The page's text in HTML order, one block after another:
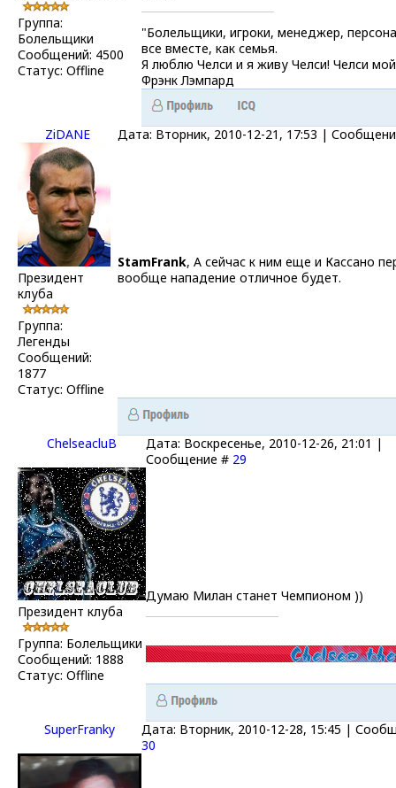
Группа:
Болельщики
Сообщений: 4500
Статус: Offline
"Болельщики, игроки, менеджер,
все вместе, как семья.
Я люблю Челси и я живу Челси! Челси
Фрэнк Лэмпард
ZiDANE Дата: Вторник, 2010-12-21, 17:53 |
Президент
клуба
Группа:
Легенды
Сообщений:
1877
Статус: Offline
StamFrank, А сейчас к ним еще и Кассано
вообще нападение отличное будет.
ChelseacluB
Дата: Воскресенье, 2010-12-26, 21:01 |
Сообщение # 29
Президент клуба
Группа: Болельщики
Сообщений: 1888
Статус: Offline
Думаю Милан станет Чемпионом ))
SuperFranky
Дата: Вторник, 2010-12-28, 15:45 |
30